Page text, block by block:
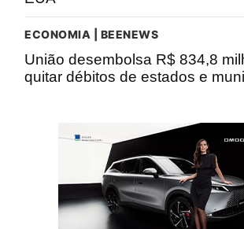
ECONOMIA | BEENEWS
União desembolsa R$ 834,8
quitar débitos de estados e